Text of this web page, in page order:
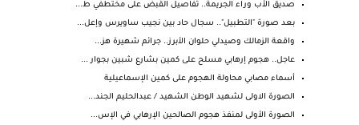
صديق الأب وراء الجريمة.. تفاصيل القبض على مختطفي ط...
بعد صورة "التطبيل".. سجال حاد بين نجيب ساويرس وإعل...
واقعة الزمالك وصيدلي حلوان الأبرز.. جرائم شهيرة هز...
عاجل.. هجوم إرهابي مسلح على كمين بشارع شبين بجوار ...
أسماء مصابي محاولة الهجوم على كمين الإسماعيلية
الصورة الاولى لشهيد الوطن الشهيد / عبدالحليم الجند...
الصورة الأولى لمنفذ هجوم الصالحين الإرهابي في الإس...